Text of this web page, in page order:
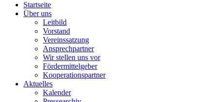
Startseite
Über uns
Leitbild
Vorstand
Vereinssatzung
Ansprechpartner
Wir stellen uns vor
Fördermittelgeber
Kooperationspartner
Aktuelles
Kalender